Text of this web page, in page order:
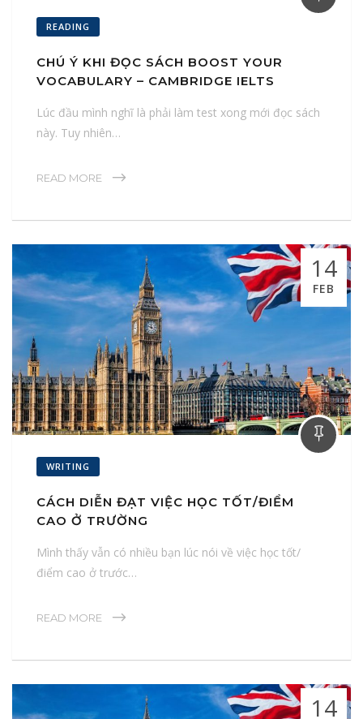
READING
CHÚ Ý KHI ĐỌC SÁCH BOOST YOUR
VOCABULARY – CAMBRIDGE IELTS
Lúc đầu mình nghĩ là phải làm test xong mới đọc sách
này. Tuy nhiên…
READ MORE
14
FEB
WRITING
CÁCH DIỄN ĐẠT VIỆC HỌC TỐT/ĐIỂM
CAO Ở TRƯỜNG
Mình thấy vẫn có nhiều bạn lúc nói về việc học tốt/
điểm cao ở trước…
READ MORE
14